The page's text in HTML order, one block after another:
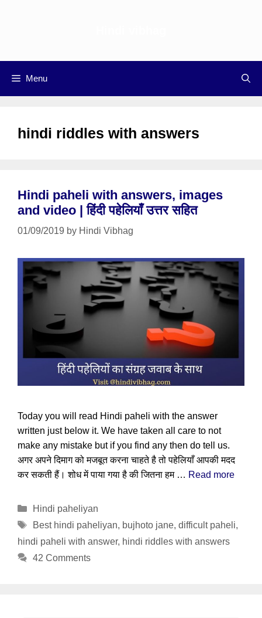
Menu
hindi riddles with answers
Hindi paheli with answers, images
and video | हिंदी पहेलियाँ उत्तर सहित
01/09/2019 by Hindi Vibhag
Today you will read Hindi paheli with the answer
written just below it. We have taken all care to not
make any mistake but if you find any then do tell us.
अगर अपने दिमाग को मजबूत करना चाहते है तो पहेलियाँ आपकी मदद
कर सकती हैं। शोध में पाया गया है की जितना हम … Read more
Categories
Hindi paheliyan
Tags
Best hindi paheliyan, bujhoto jane, difficult paheli,
hindi paheli with answer, hindi riddles with answers
42 Comments